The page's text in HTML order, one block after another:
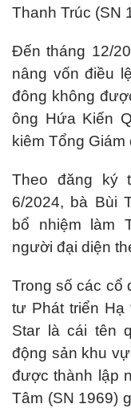
Thanh Trúc (SN
Đến tháng 12/
nâng vốn điều
đông không
ông Hứa Kiến
kiêm Tổng Giám
Theo đăng ký
6/2024, bà Bùi
bổ nhiệm làm
người đại diện
Trong số các cổ
tư Phát triển Hạ
Star là cái tên
động sản khu
được thành lập
Tâm (SN 1969)